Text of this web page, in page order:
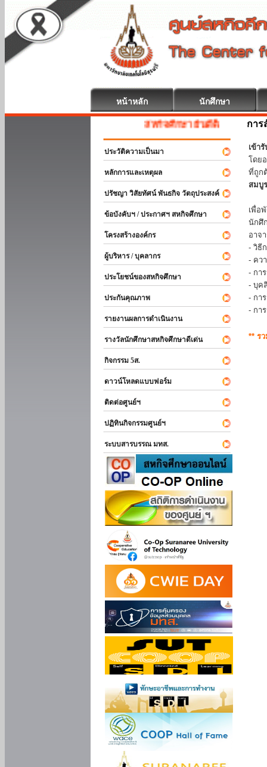
หน้าหลัก นักศึกษา
สหกิจศึกษา ยินดีต้อนรับ
ประวัติความเป็นมา
หลักการและเหตุผล
ปรัชญา วิสัยทัศน์ พันธกิจ วัตถุประสงค์
ข้อบังคับฯ / ประกาศฯ สหกิจศึกษา
โครงสร้างองค์กร
ผู้บริหาร / บุคลากร
ประโยชน์ของสหกิจศึกษา
ประกันคุณภาพ
รายงานผลการดำเนินงาน
รางวัลนักศึกษาสหกิจศึกษาดีเด่น
กิจกรรม 5ส.
ดาวน์โหลดแบบฟอร์ม
ติดต่อศูนย์ฯ
ปฏิทินกิจกรรมศูนย์ฯ
ระบบสารบรรณ มทส.
การ
เข้า
โดย
ที่ถูก
สมบู
เพื่อ
นักศึ
อาจ
- วิธี
- คว
- กา
- บุค
- กา
- กา
** ร